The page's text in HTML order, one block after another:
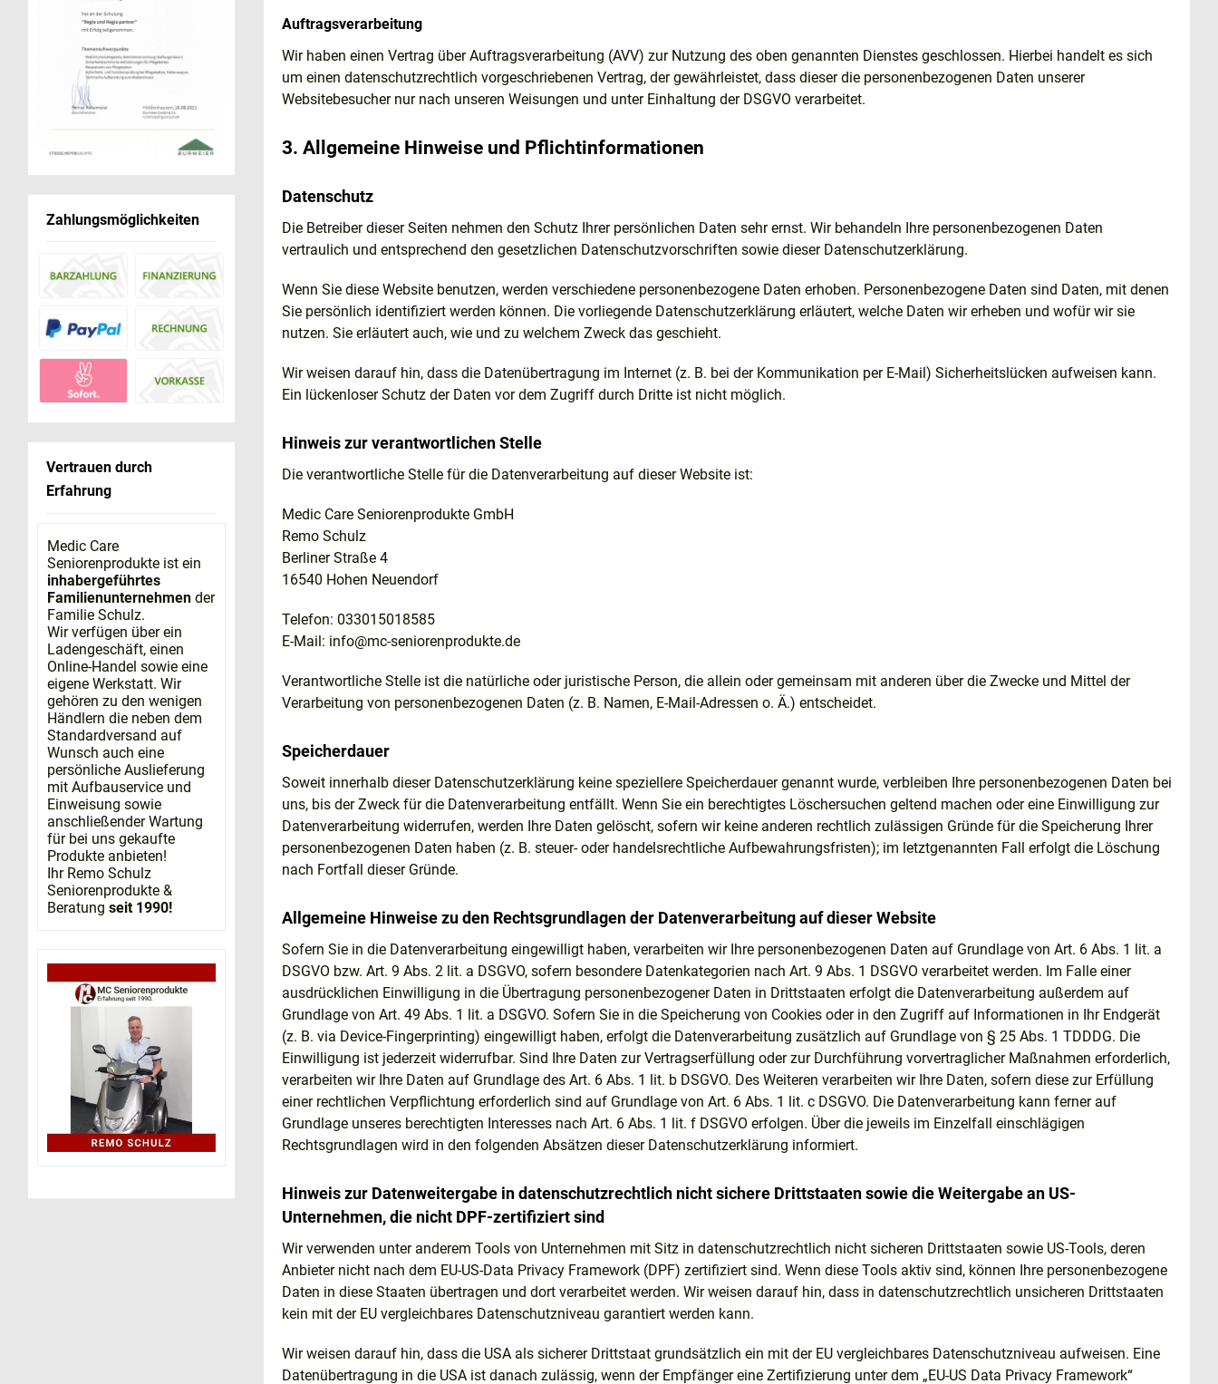
Zahlungsmöglichkeiten
Vertrauen durch
Erfahrung
Medic Care
Seniorenprodukte ist ein
inhabergeführtes
Familienunternehmen der
Familie Schulz.
Wir verfügen über ein
Ladengeschäft, einen
Online-Handel sowie eine
eigene Werkstatt. Wir
gehören zu den wenigen
Händlern die neben dem
Standardversand auf
Wunsch auch eine
persönliche Auslieferung
mit Aufbauservice und
Einweisung sowie
anschließender Wartung
für bei uns gekaufte
Produkte anbieten!
Ihr Remo Schulz
Seniorenprodukte &
Beratung seit 1990!
Auftragsverarbeitung
Wir haben einen Vertrag über Auftragsverarbeitung (AVV) zur Nutzung des oben genannten Dienstes geschlossen. Hierbei handelt es sich
um einen datenschutzrechtlich vorgeschriebenen Vertrag, der gewährleistet, dass dieser die personenbezogenen Daten unserer
Websitebesucher nur nach unseren Weisungen und unter Einhaltung der DSGVO verarbeitet.
3. Allgemeine Hinweise und Pflicht­informationen
Datenschutz
Die Betreiber dieser Seiten nehmen den Schutz Ihrer persönlichen Daten sehr ernst. Wir behandeln Ihre personenbezogenen Daten
vertraulich und entsprechend den gesetzlichen Datenschutzvorschriften sowie dieser Datenschutzerklärung.
Wenn Sie diese Website benutzen, werden verschiedene personenbezogene Daten erhoben. Personenbezogene Daten sind Daten, mit denen
Sie persönlich identifiziert werden können. Die vorliegende Datenschutzerklärung erläutert, welche Daten wir erheben und wofür wir sie
nutzen. Sie erläutert auch, wie und zu welchem Zweck das geschieht.
Wir weisen darauf hin, dass die Datenübertragung im Internet (z. B. bei der Kommunikation per E-Mail) Sicherheitslücken aufweisen kann.
Ein lückenloser Schutz der Daten vor dem Zugriff durch Dritte ist nicht möglich.
Hinweis zur verantwortlichen Stelle
Die verantwortliche Stelle für die Datenverarbeitung auf dieser Website ist:
Medic Care Seniorenprodukte GmbH
Remo Schulz
Berliner Straße 4
16540 Hohen Neuendorf
Telefon: 033015018585
E-Mail: info@mc-seniorenprodukte.de
Verantwortliche Stelle ist die natürliche oder juristische Person, die allein oder gemeinsam mit anderen über die Zwecke und Mittel der
Verarbeitung von personenbezogenen Daten (z. B. Namen, E-Mail-Adressen o. Ä.) entscheidet.
Speicherdauer
Soweit innerhalb dieser Datenschutzerklärung keine speziellere Speicherdauer genannt wurde, verbleiben Ihre personenbezogenen Daten bei
uns, bis der Zweck für die Datenverarbeitung entfällt. Wenn Sie ein berechtigtes Löschersuchen geltend machen oder eine Einwilligung zur
Datenverarbeitung widerrufen, werden Ihre Daten gelöscht, sofern wir keine anderen rechtlich zulässigen Gründe für die Speicherung Ihrer
personenbezogenen Daten haben (z. B. steuer- oder handelsrechtliche Aufbewahrungsfristen); im letztgenannten Fall erfolgt die Löschung
nach Fortfall dieser Gründe.
Allgemeine Hinweise zu den Rechtsgrundlagen der Datenverarbeitung auf dieser Website
Sofern Sie in die Datenverarbeitung eingewilligt haben, verarbeiten wir Ihre personenbezogenen Daten auf Grundlage von Art. 6 Abs. 1 lit. a
DSGVO bzw. Art. 9 Abs. 2 lit. a DSGVO, sofern besondere Datenkategorien nach Art. 9 Abs. 1 DSGVO verarbeitet werden. Im Falle einer
ausdrücklichen Einwilligung in die Übertragung personenbezogener Daten in Drittstaaten erfolgt die Datenverarbeitung außerdem auf
Grundlage von Art. 49 Abs. 1 lit. a DSGVO. Sofern Sie in die Speicherung von Cookies oder in den Zugriff auf Informationen in Ihr Endgerät
(z. B. via Device-Fingerprinting) eingewilligt haben, erfolgt die Datenverarbeitung zusätzlich auf Grundlage von § 25 Abs. 1 TDDDG. Die
Einwilligung ist jederzeit widerrufbar. Sind Ihre Daten zur Vertragserfüllung oder zur Durchführung vorvertraglicher Maßnahmen erforderlich,
verarbeiten wir Ihre Daten auf Grundlage des Art. 6 Abs. 1 lit. b DSGVO. Des Weiteren verarbeiten wir Ihre Daten, sofern diese zur Erfüllung
einer rechtlichen Verpflichtung erforderlich sind auf Grundlage von Art. 6 Abs. 1 lit. c DSGVO. Die Datenverarbeitung kann ferner auf
Grundlage unseres berechtigten Interesses nach Art. 6 Abs. 1 lit. f DSGVO erfolgen. Über die jeweils im Einzelfall einschlägigen
Rechtsgrundlagen wird in den folgenden Absätzen dieser Datenschutzerklärung informiert.
Hinweis zur Datenweitergabe in datenschutzrechtlich nicht sichere Drittstaaten sowie die Weitergabe an US-
Unternehmen, die nicht DPF-zertifiziert sind
Wir verwenden unter anderem Tools von Unternehmen mit Sitz in datenschutzrechtlich nicht sicheren Drittstaaten sowie US-Tools, deren
Anbieter nicht nach dem EU-US-Data Privacy Framework (DPF) zertifiziert sind. Wenn diese Tools aktiv sind, können Ihre personenbezogene
Daten in diese Staaten übertragen und dort verarbeitet werden. Wir weisen darauf hin, dass in datenschutzrechtlich unsicheren Drittstaaten
kein mit der EU vergleichbares Datenschutzniveau garantiert werden kann.
Wir weisen darauf hin, dass die USA als sicherer Drittstaat grundsätzlich ein mit der EU vergleichbares Datenschutzniveau aufweisen. Eine
Datenübertragung in die USA ist danach zulässig, wenn der Empfänger eine Zertifizierung unter dem „EU-US Data Privacy Framework“